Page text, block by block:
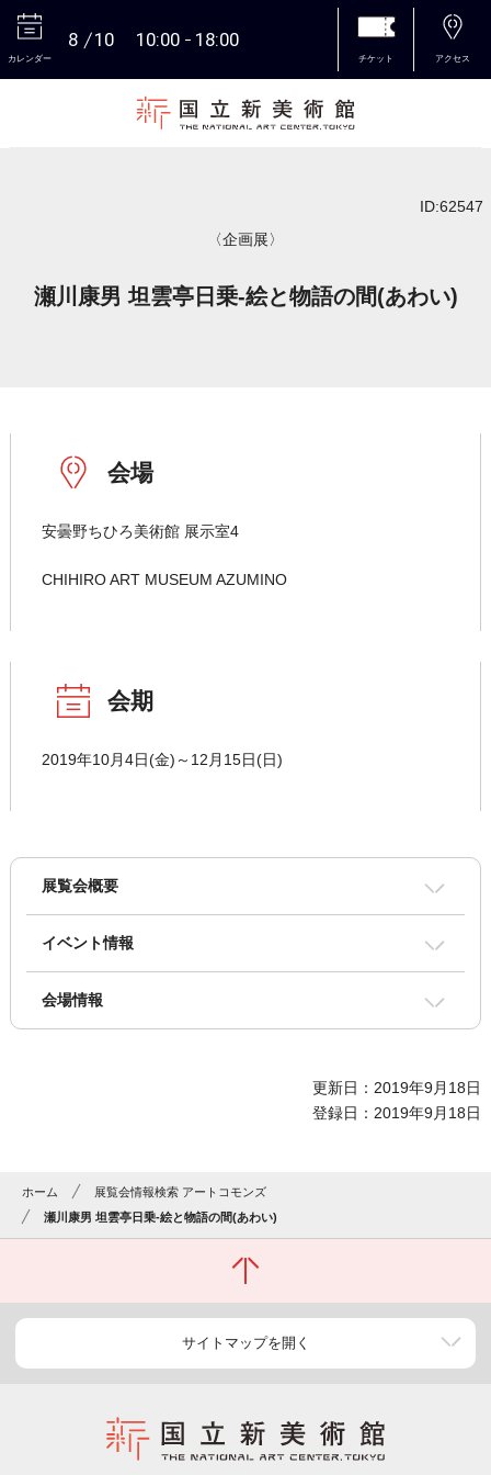
カレンダー
8 10 10:00 18:00
チケット アクセス
ID:62547
〈企画展〉
瀬川康男 坦雲亭日乗-絵と物語の間(あわい)
会場
安曇野ちひろ美術館 展示室4
CHIHIRO ART MUSEUM AZUMINO
会期
2019年10月4日(金)～12月15日(日)
展覧会概要
イベント情報
会場情報
更新日：2019年9月18日
登録日：2019年9月18日
ホーム
展覧会情報検索 アートコモンズ
瀬川康男 坦雲亭日乗-絵と物語の間(あわい)
サイトマップを開く